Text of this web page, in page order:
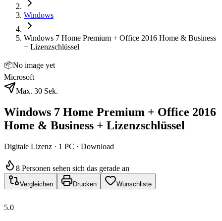
Windows
Windows 7 Home Premium + Office 2016 Home & Business
+ Lizenzschlüssel
📦No image yet
Microsoft
Max. 30 Sek.
Windows 7 Home Premium + Office 2016
Home & Business + Lizenzschlüssel
Digitale Lizenz · 1 PC · Download
8 Personen sehen sich das gerade an
Vergleichen Drucken Wunschliste
5.0